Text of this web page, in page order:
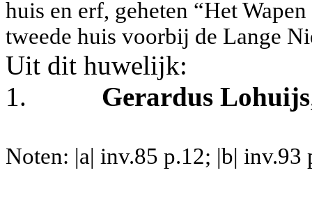
huis en erf, geheten “Het
tweede huis voorbij de Lange
Uit dit huwelijk:
1.
Gerardus Lohuijs
Noten: |a| inv.85 p.12; |b| inv.93